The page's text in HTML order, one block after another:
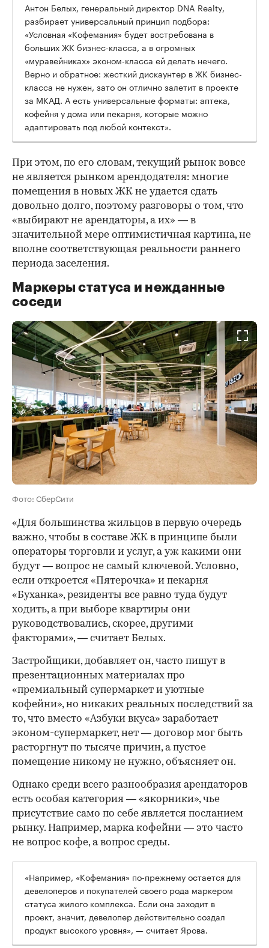
Антон Белых, генеральный директор DNA Realty,
разбирает универсальный принцип подбора:
«Условная «Кофемания» будет востребована в
больших ЖК бизнес-класса, а в огромных
«муравейниках» эконом-класса ей делать нечего.
Верно и обратное: жесткий дискаунтер в ЖК бизнес-
класса не нужен, зато он отлично залетит в проекте
за МКАД. А есть универсальные форматы: аптека,
кофейня у дома или пекарня, которые можно
адаптировать под любой контекст».
При этом, по его словам, текущий рынок вовсе
не является рынком арендодателя: многие
помещения в новых ЖК не удается сдать
довольно долго, поэтому разговоры о том, что
«выбирают не арендаторы, а их» — в
значительной мере оптимистичная картина, не
вполне соответствующая реальности раннего
периода заселения.
Маркеры статуса и нежданные
соседи
Фото: СберСити
«Для большинства жильцов в первую очередь
важно, чтобы в составе ЖК в принципе были
операторы торговли и услуг, а уж какими они
будут — вопрос не самый ключевой. Условно,
если откроется «Пятерочка» и пекарня
«Буханка», резиденты все равно туда будут
ходить, а при выборе квартиры они
руководствовались, скорее, другими
факторами», — считает Белых.
Застройщики, добавляет он, часто пишут в
презентационных материалах про
«премиальный супермаркет и уютные
кофейни», но никаких реальных последствий за
то, что вместо «Азбуки вкуса» заработает
эконом-супермаркет, нет — договор мог быть
расторгнут по тысяче причин, а пустое
помещение никому не нужно, объясняет он.
Однако среди всего разнообразия арендаторов
есть особая категория — «якорники», чье
присутствие само по себе является посланием
рынку. Например, марка кофейни — это часто
не вопрос кофе, а вопрос среды.
«Например, «Кофемания» по-прежнему остается для
девелоперов и покупателей своего рода маркером
статуса жилого комплекса. Если она заходит в
проект, значит, девелопер действительно создал
продукт высокого уровня», — считает Ярова.